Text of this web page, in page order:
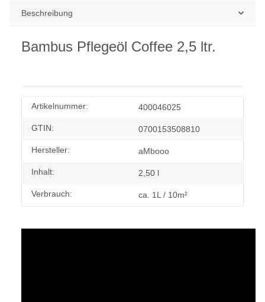
Beschreibung
Bambus Pflegeöl Coffee 2,5 ltr.
Artikelnummer: 400046025
GTIN: 0700153508810
Hersteller: aMbooo
Inhalt: 2,50 l
Verbrauch: ca. 1L / 10m²